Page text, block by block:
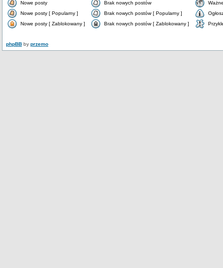
Nowe posty Brak nowych postów
Nowe posty [ Popularny ]
Brak nowych postów [ Popularny ]
Nowe posty [ Zablokowany ]
Brak nowych postów [ Zablokowany ]
phpBB by przemo